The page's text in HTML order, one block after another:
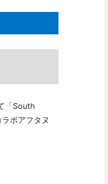
「South
ボアフタヌ